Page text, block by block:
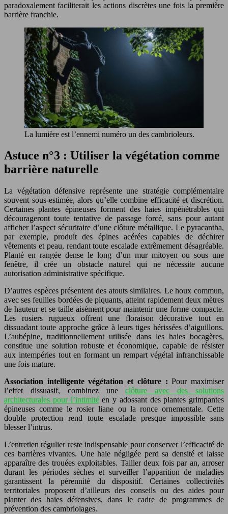
paradoxalement faciliterait les actions discrètes une fois la première
barrière franchie.
La lumière est l’ennemi numéro un des cambrioleurs.
Astuce n°3 : Utiliser la végétation comme
barrière naturelle
La végétation défensive représente une stratégie complémentaire
souvent sous-estimée, alors qu’elle combine efficacité et discrétion.
Certaines plantes épineuses forment des haies impénétrables qui
décourageront toute tentative de passage forcé, sans pour autant
afficher l’aspect sécuritaire d’une clôture métallique. Le pyracantha,
par exemple, produit des épines acérées capables de déchirer
vêtements et peau, rendant toute escalade extrêmement désagréable.
Planté en rangée dense le long d’un mur mitoyen ou sous une
fenêtre, il crée un obstacle naturel qui ne nécessite aucune
autorisation administrative spécifique.
D’autres espèces présentent des atouts similaires. Le houx commun,
avec ses feuilles bordées de piquants, atteint rapidement deux mètres
de hauteur et se taille aisément pour maintenir une forme compacte.
Les rosiers rugueux offrent une floraison décorative tout en
dissuadant toute approche grâce à leurs tiges hérissées d’aiguillons.
L’aubépine, traditionnellement utilisée dans les haies bocagères,
constitue une solution robuste et économique, capable de résister
aux intempéries tout en formant un rempart végétal infranchissable
une fois mature.
Association intelligente végétation et clôture : Pour maximiser
l’effet dissuasif, combinez uneclôture avec des solutions
architecturales pour l’intimitéen y adossant des plantes grimpantes
épineuses comme le rosier liane ou la ronce ornementale. Cette
double protection rend toute escalade presque impossible sans
blesser l’intrus.
L’entretien régulier reste indispensable pour conserver l’efficacité de
ces barrières vivantes. Une haie négligée perd sa densité et laisse
apparaître des trouées exploitables. Tailler deux fois par an, arroser
durant les périodes sèches et surveiller l’apparition de maladies
garantissent la pérennité du dispositif. Certaines collectivités
territoriales proposent d’ailleurs des conseils ou des aides pour
planter des haies défensives, dans le cadre de programmes de
prévention des cambriolages.